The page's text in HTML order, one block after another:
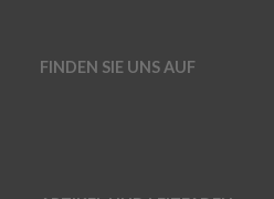
FINDEN SIE UNS AUF